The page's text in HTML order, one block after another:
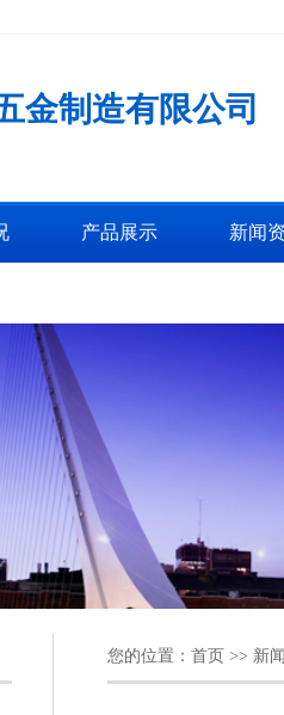
金制造有限公司
产品展示 新闻
您的位置： 首页 >> 新